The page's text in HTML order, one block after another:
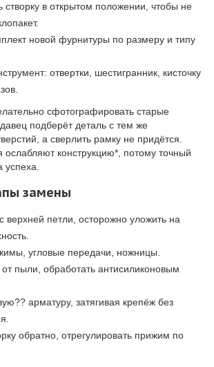
створку в открытом положении, чтобы не
новой фурнитуры по размеру и типу
отвертки, шестигранник, кисточку
сфотографировать старые
подберёт деталь с тем же
а сверлить рамку не придётся.
ослабляют конструкцию*, потому точный
успеха.
замены
верхней петли, осторожно уложить на
угловые передачи, ножницы.
пыли, обработать антисиликоновым
арматуру, затягивая крепёж без
обратно, отрегулировать прижим по